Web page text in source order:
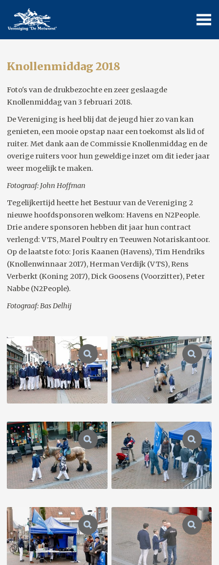
Knollenmiddag 2018
Foto's van de drukbezochte en zeer geslaagde
Knollenmiddag van 3 februari 2018.
De Vereniging is heel blij dat de jeugd hier zo van kan
genieten, een mooie opstap naar een toekomst als lid of
ruiter. Met dank aan de Commissie Knollenmiddag en de
overige ruiters voor hun geweldige inzet om dit ieder jaar
weer mogelijk te maken.
Fotograaf: John Hoffman
Tegelijkertijd heette het Bestuur van de Vereniging 2
nieuwe hoofdsponsoren welkom: Havens en N2People.
Drie andere sponsoren hebben dit jaar hun contract
verlengd: VTS, Marel Poultry en Teeuwen Notariskantoor.
Op de laatste foto: Joris Kaanen (Havens), Tim Hendriks
(Knollenwinnaar 2017), Herman Verdijk (VTS), Rens
Verberkt (Koning 2017), Dick Goosens (Voorzitter), Peter
Nabbe (N2People).
Fotograaf: Bas Delhij